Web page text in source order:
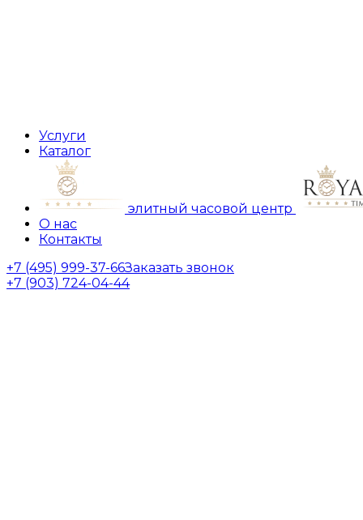
Услуги
Каталог
элитный часовой центр
О нас
Контакты
+7 (495) 999-37-66Заказать звонок
+7 (903) 724-04-44